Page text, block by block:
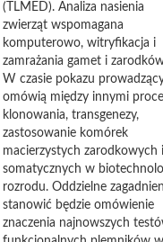
(TLMED). Analiza nasienia
zwierząt wspomagana
komputerowo, witryfikacja i
zamrażania gamet i
W czasie pokazu
omówią między innymi
klonowania, transgenezy,
zastosowanie komórek
macierzystych zarodkowych i
somatycznych w
rozrodu. Oddzielne
stanowić będzie omówienie
znaczenia najnowszych